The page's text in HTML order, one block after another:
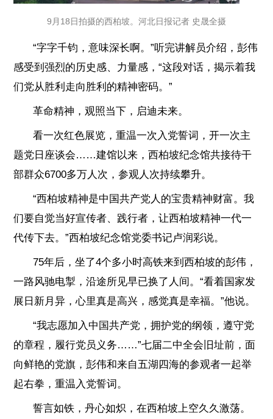
9月18日拍摄的西柏坡。河北日报记者 史晟全摄
“字字千钧，意味深长啊。”听完讲解员介绍，彭伟
感受到强烈的历史感、力量感，“这段对话，揭示着我
们党从胜利走向胜利的精神密码。”
革命精神，观照当下，启迪未来。
看一次红色展览，重温一次入党誓词，开一次主
题党日座谈会……建馆以来，西柏坡纪念馆共接待干
部群众6700多万人次，参观人次持续攀升。
“西柏坡精神是中国共产党人的宝贵精神财富。我
们要自觉当好宣传者、践行者，让西柏坡精神一代一
代传下去。”西柏坡纪念馆党委书记卢润彩说。
75年后，坐了4个多小时高铁来到西柏坡的彭伟，
一路风驰电掣，沿途所见早已换了人间。“看着国家发
展日新月异，心里真是高兴，感觉真是幸福。”他说。
“我志愿加入中国共产党，拥护党的纲领，遵守党
的章程，履行党员义务……”七届二中全会旧址前，面
向鲜艳的党旗，彭伟和来自五湖四海的参观者一起举
起右拳，重温入党誓词。
誓言如铁，丹心如炽，在西柏坡上空久久激荡。